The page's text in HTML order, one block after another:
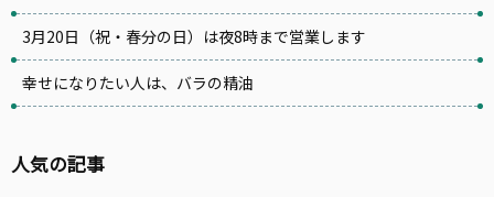
3月20日（祝・春分の日）は夜8時まで営業します
幸せになりたい人は、バラの精油
人気の記事